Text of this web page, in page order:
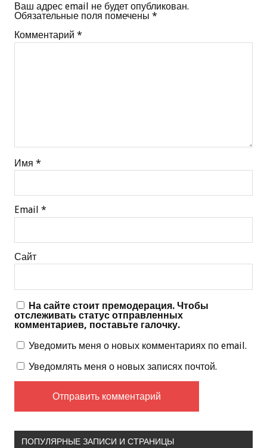
Ваш адрес email не будет опубликован.
Обязательные поля помечены *
Комментарий *
Имя *
Email *
Сайт
На сайте стоит премодерация. Чтобы
отслеживать статус отправленных
комментариев, поставьте галочку.
Уведомить меня о новых комментариях по email.
Уведомлять меня о новых записях почтой.
ПОПУЛЯРНЫЕ ЗАПИСИ И СТРАНИЦЫ